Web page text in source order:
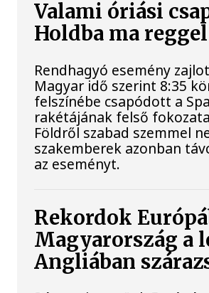
Valami óriási
Holdba ma reggel
Rendhagyó esemény
Magyar idő szerint 8:35
felszínébe csapódott a
rakétájának felső
Földről szabad szemmel
szakemberek azonban
az eseményt.
Rekordok
Magyarország a
Angliában